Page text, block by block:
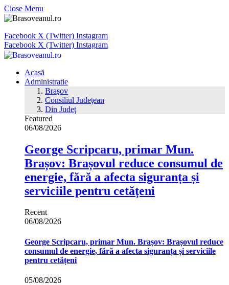
Close Menu
Facebook X (Twitter) Instagram
Facebook X (Twitter) Instagram
Acasă
Administratie
Braşov
Consiliul Judeţean
Din Judeţ
Featured
06/08/2026
George Scripcaru, primar Mun.
Brașov: Brașovul reduce consumul de
energie, fără a afecta siguranța și
serviciile pentru cetățeni
Recent
06/08/2026
George Scripcaru, primar Mun. Brașov: Brașovul reduce
consumul de energie, fără a afecta siguranța și serviciile
pentru cetățeni
05/08/2026